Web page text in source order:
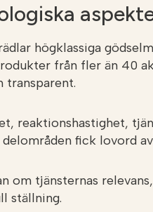
högklassiga
från fler än 40
reaktionshastighet,
delområden fick lovord
om tjänsternas
ställning.